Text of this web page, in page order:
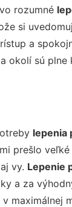
rozumné
si
a
a okolí sú plne
lepenia
prešlo
vy. Lepenie
a za
maximálnej